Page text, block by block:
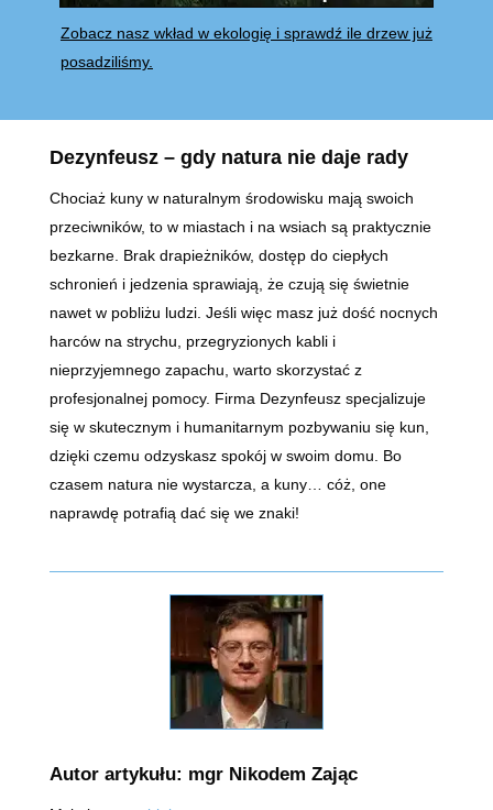
Zobacz nasz wkład w ekologię i sprawdź ile drzew już
posadziliśmy.
Dezynfeusz – gdy natura nie daje rady
Chociaż kuny w naturalnym środowisku mają swoich
przeciwników, to w miastach i na wsiach są praktycznie
bezkarne. Brak drapieżników, dostęp do ciepłych
schronień i jedzenia sprawiają, że czują się świetnie
nawet w pobliżu ludzi. Jeśli więc masz już dość nocnych
harców na strychu, przegryzionych kabli i
nieprzyjemnego zapachu, warto skorzystać z
profesjonalnej pomocy. Firma Dezynfeusz specjalizuje
się w skutecznym i humanitarnym pozbywaniu się kun,
dzięki czemu odzyskasz spokój w swoim domu. Bo
czasem natura nie wystarcza, a kuny… cóż, one
naprawdę potrafią dać się we znaki!
Autor artykułu: mgr Nikodem Zając